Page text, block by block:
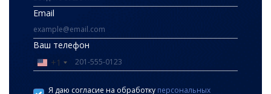
Email
Ваш телефон
United
+1
+1
Я даю согласие на обработку персональных